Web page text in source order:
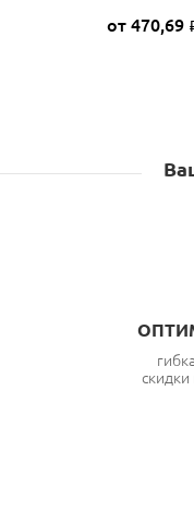
от 470,69